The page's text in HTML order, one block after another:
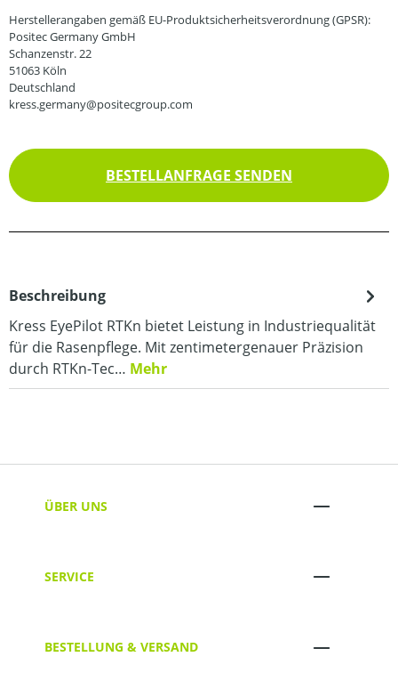
Herstellerangaben gemäß EU-Produktsicherheitsverordnung (GPSR):
Positec Germany GmbH
Schanzenstr. 22
51063 Köln
Deutschland
kress.germany@positecgroup.com
BESTELLANFRAGE SENDEN
Beschreibung
Kress EyePilot RTKn bietet Leistung in Industriequalität
für die Rasenpflege. Mit zentimetergenauer Präzision
durch RTKn-Tec… Mehr
ÜBER UNS
SERVICE
BESTELLUNG & VERSAND